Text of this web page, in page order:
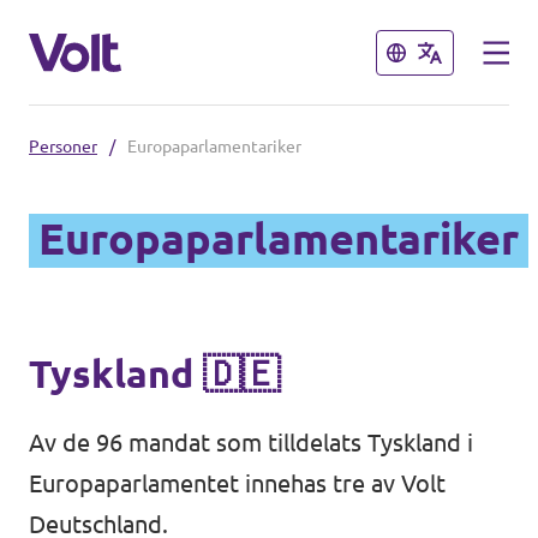
Stäng
Svenska
Regioner
Volt Stockholm
Volt Västra Götaland
Stäng
Om Volt
Nyheter
Personer / Europaparlamentariker
Europaparlamentariker
Tyskland 🇩🇪
Av de 96 mandat som tilldelats Tyskland i
Europaparlamentet innehas tre av Volt
Deutschland.